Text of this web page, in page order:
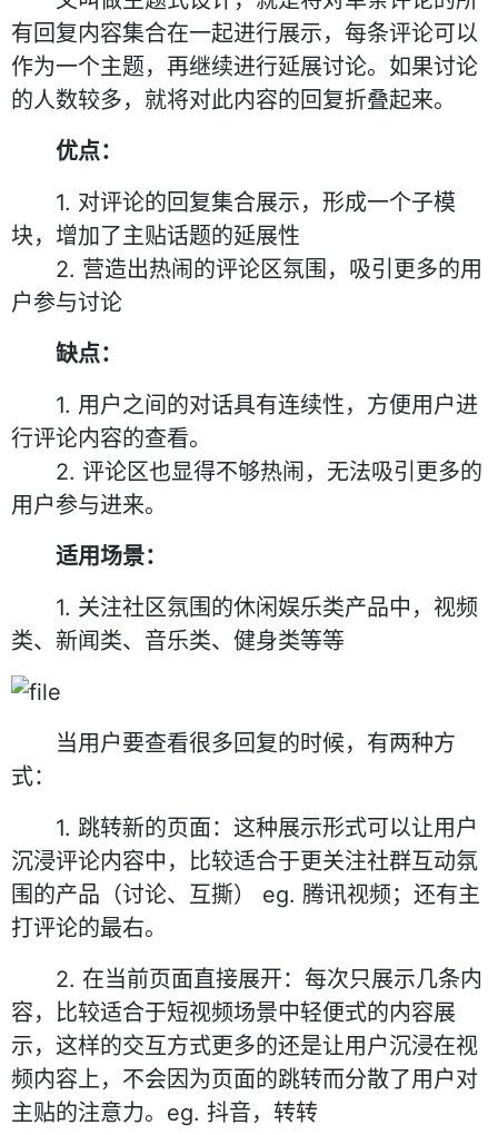
有回复内容集合在一起进行展示，每条评论可以
作为一个主题，再继续进行延展讨论。如果讨论
的人数较多，就将对此内容的回复折叠起来。
优点：
1. 对评论的回复集合展示，形成一个子模
块，增加了主贴话题的延展性
2. 营造出热闹的评论区氛围，吸引更多的用
户参与讨论
缺点：
1. 用户之间的对话具有连续性，方便用户进
行评论内容的查看。
2. 评论区也显得不够热闹，无法吸引更多的
用户参与进来。
适用场景：
1. 关注社区氛围的休闲娱乐类产品中，视频
类、新闻类、音乐类、健身类等等
当用户要查看很多回复的时候，有两种方
式：
1. 跳转新的页面：这种展示形式可以让用户
沉浸评论内容中，比较适合于更关注社群互动氛
围的产品（讨论、互撕） eg. 腾讯视频；还有主
打评论的最右。
2. 在当前页面直接展开：每次只展示几条内
容，比较适合于短视频场景中轻便式的内容展
示，这样的交互方式更多的还是让用户沉浸在视
频内容上，不会因为页面的跳转而分散了用户对
主贴的注意力。eg. 抖音，转转